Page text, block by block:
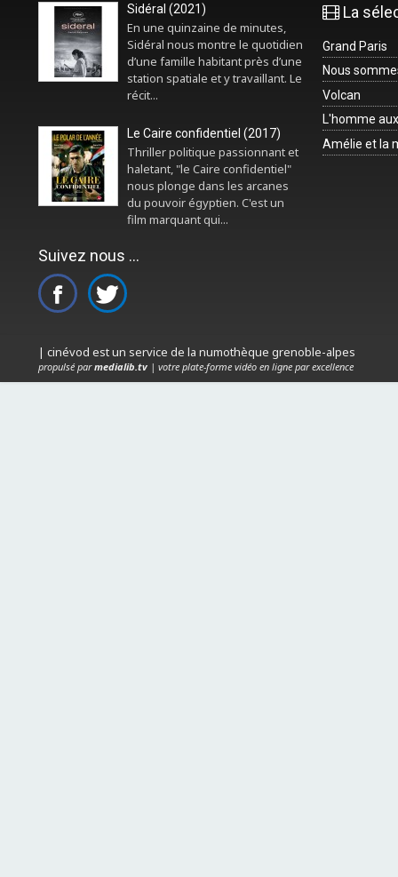
Sidéral (2021)
En une quinzaine de minutes,
Sidéral nous montre le quotidien
d’une famille habitant près d’une
station spatiale et y travaillant. Le
récit...
Le Caire confidentiel (2017)
Thriller politique passionnant et
haletant, "le Caire confidentiel"
nous plonge dans les arcanes
du pouvoir égyptien. C'est un
film marquant qui...
Suivez nous ...
La
Grand Paris
Nous
Volcan
L'homme
Amélie et la
| cinévod est un service de la numothèque grenoble-alpes
propulsé parmedialib.tv| votre plate-forme vidéo en ligne par excellence